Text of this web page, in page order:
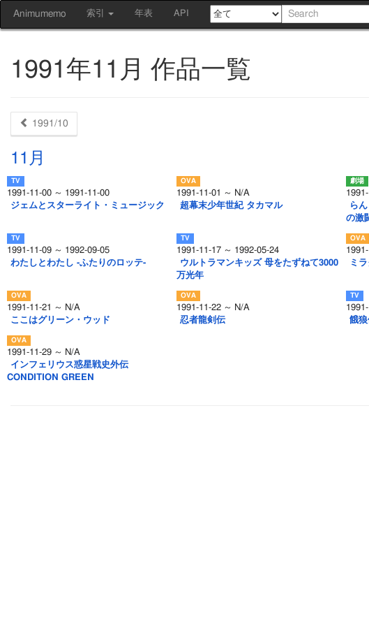
Animumemo 索引 年表 API
1991年11月 作品一覧
1991/10
11月
1991-11-00 ～ 1991-11-00
ジェムとスターライト・ミュージック
1991-11-01 ～ N/A
超幕末少年世紀 タカマル
ら
の激
1991-11-09 ～ 1992-09-05
わたしとわたし -ふたりのロッテ-
1991-11-17 ～ 1992-05-24
ウルトラマンキッズ 母をたずねて3000
万光年
ミ
1991-11-21 ～ N/A
ここはグリーン・ウッド
1991-11-22 ～ N/A
忍者龍剣伝
餓
1991-11-29 ～ N/A
インフェリウス惑星戦史外伝
CONDITION GREEN